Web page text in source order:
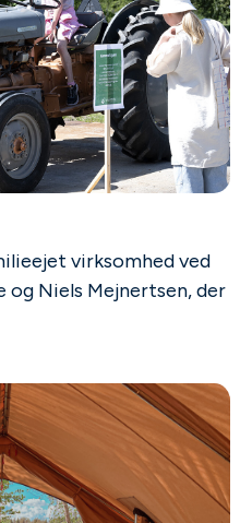
virksomhed ved
og Niels Mejnertsen, der